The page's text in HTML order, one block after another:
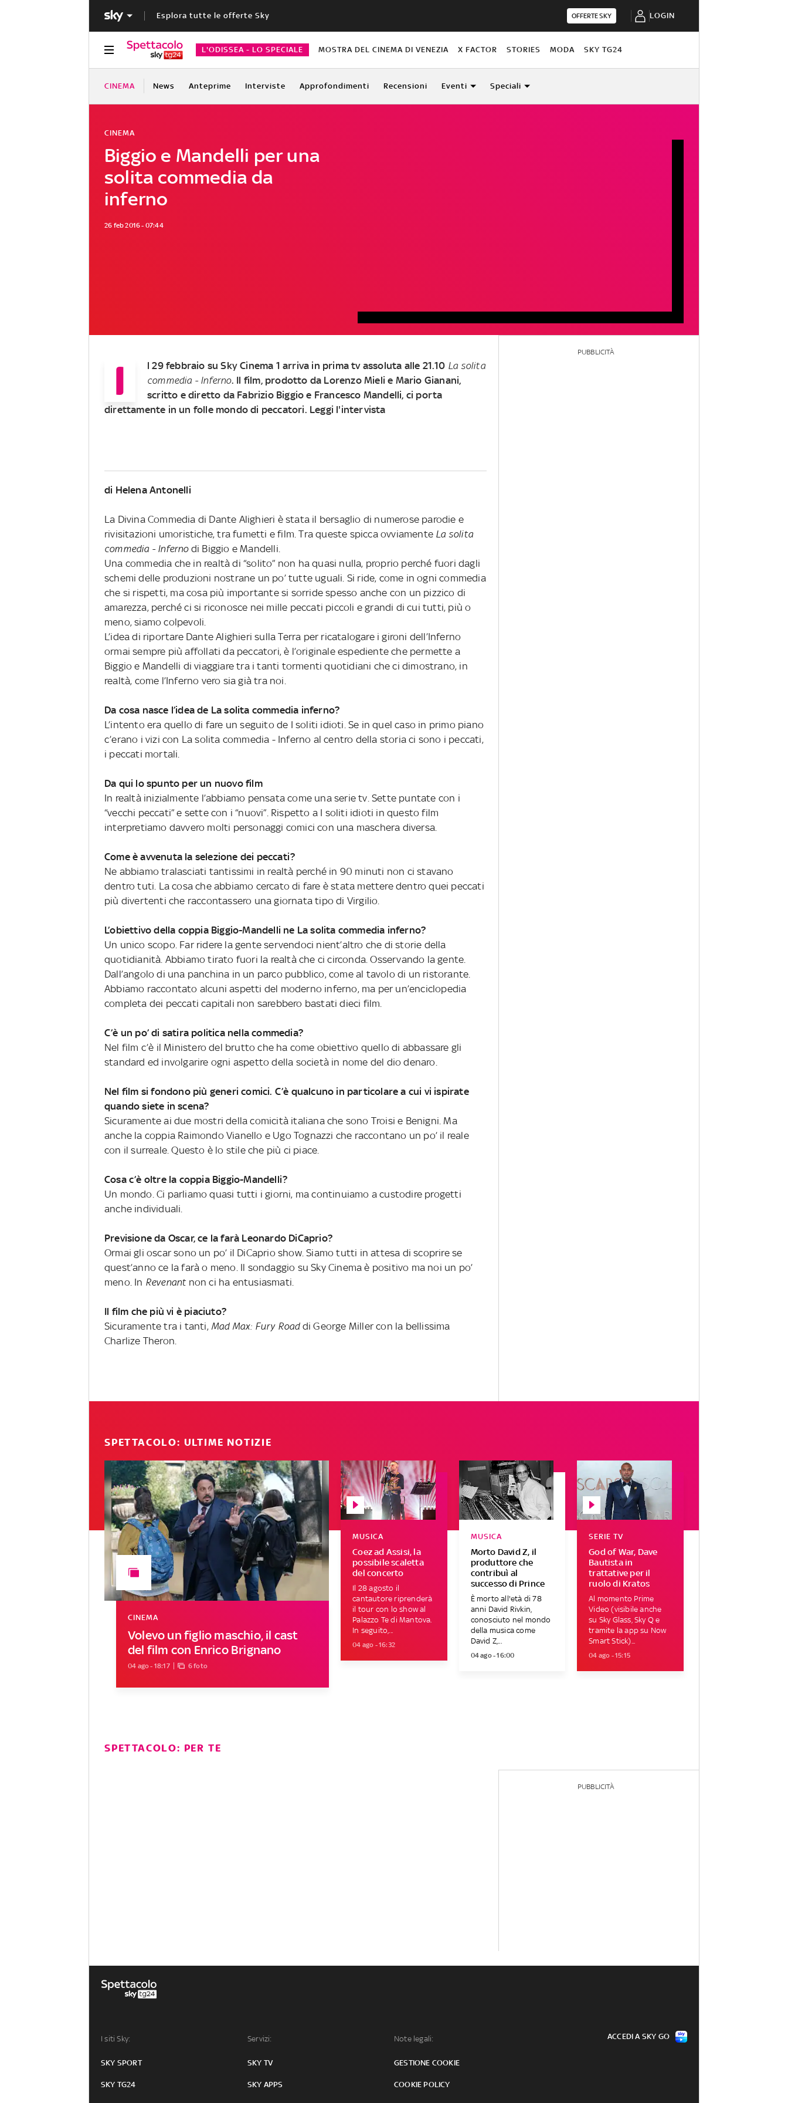
Esplora tutte le offerte Sky OFFERTE SKY LOGIN
L'ODISSEA - LO SPECIALE MOSTRA DEL CINEMA DI VENEZIA X FACTOR STORIES MODA SKY TG24
CINEMA News Anteprime Interviste Approfondimenti Recensioni Eventi Speciali
Biggio e Mandelli per una
solita commedia da
inferno
CINEMA
26 feb 2016 - 07:44
I l 29 febbraio su Sky Cinema 1 arriva in prima tv assoluta alle 21.10 La solita
commedia - Inferno. Il film, prodotto da Lorenzo Mieli e Mario Gianani,
scritto e diretto da Fabrizio Biggio e Francesco Mandelli, ci porta
direttamente in un folle mondo di peccatori. Leggi l'intervista
di Helena Antonelli
La Divina Commedia di Dante Alighieri è stata il bersaglio di numerose parodie e
rivisitazioni umoristiche, tra fumetti e film. Tra queste spicca ovviamenteLa solita
commedia - Infernodi Biggio e Mandelli.
Una commedia che in realtà di “solito” non ha quasi nulla, proprio perché fuori dagli
schemi delle produzioni nostrane un po’ tutte uguali. Si ride, come in ogni commedia
che si rispetti, ma cosa più importante si sorride spesso anche con un pizzico di
amarezza, perché ci si riconosce nei mille peccati piccoli e grandi di cui tutti, più o
meno, siamo colpevoli.
L’idea di riportare Dante Alighieri sulla Terra per ricatalogare i gironi dell’Inferno
ormai sempre più affollati da peccatori, è l’originale espediente che permette a
Biggio e Mandelli di viaggiare tra i tanti tormenti quotidiani che ci dimostrano, in
realtà, come l’Inferno vero sia già tra noi.
Da cosa nasce l’idea de La solita commedia inferno?
L’intento era quello di fare un seguito de I soliti idioti. Se in quel caso in primo piano
c’erano i vizi con La solita commedia - Inferno al centro della storia ci sono i peccati,
i peccati mortali.
Da qui lo spunto per un nuovo film
In realtà inizialmente l’abbiamo pensata come una serie tv. Sette puntate con i
“vecchi peccati” e sette con i “nuovi”. Rispetto a I soliti idioti in questo film
interpretiamo davvero molti personaggi comici con una maschera diversa.
Come è avvenuta la selezione dei peccati?
Ne abbiamo tralasciati tantissimi in realtà perché in 90 minuti non ci stavano
dentro tuti. La cosa che abbiamo cercato di fare è stata mettere dentro quei peccati
più divertenti che raccontassero una giornata tipo di Virgilio.
L’obiettivo della coppia Biggio-Mandelli ne La solita commedia inferno?
Un unico scopo. Far ridere la gente servendoci nient’altro che di storie della
quotidianità. Abbiamo tirato fuori la realtà che ci circonda. Osservando la gente.
Dall’angolo di una panchina in un parco pubblico, come al tavolo di un ristorante.
Abbiamo raccontato alcuni aspetti del moderno inferno, ma per un’enciclopedia
completa dei peccati capitali non sarebbero bastati dieci film.
C’è un po’ di satira politica nella commedia?
Nel film c’è il Ministero del brutto che ha come obiettivo quello di abbassare gli
standard ed involgarire ogni aspetto della società in nome del dio denaro.
Nel film si fondono più generi comici. C’è qualcuno in particolare a cui vi ispirate
quando siete in scena?
Sicuramente ai due mostri della comicità italiana che sono Troisi e Benigni. Ma
anche la coppia Raimondo Vianello e Ugo Tognazzi che raccontano un po’ il reale
con il surreale. Questo è lo stile che più ci piace.
Cosa c’è oltre la coppia Biggio-Mandelli?
Un mondo. Ci parliamo quasi tutti i giorni, ma continuiamo a custodire progetti
anche individuali.
Previsione da Oscar, ce la farà Leonardo DiCaprio?
Ormai gli oscar sono un po’ il DiCaprio show. Siamo tutti in attesa di scoprire se
quest’anno ce la farà o meno. Il sondaggio su Sky Cinema è positivo ma noi un po’
meno. In Revenantnon ci ha entusiasmati.
Il film che più vi è piaciuto?
Sicuramente tra i tanti, Mad Max: Fury Road di George Miller con la bellissima
Charlize Theron.
PUBBLICITÀ
SPETTACOLO: ULTIME NOTIZIE
Volevo un figlio maschio, il cast
del film con Enrico Brignano
CINEMA
04 ago - 18:17 6 foto
Coez ad Assisi, la
possibile scaletta
del concerto
MUSICA
Il 28 agosto il
cantautore riprenderà
il tour con lo show al
Palazzo Te di Mantova.
In seguito,...
04 ago - 16:32
Morto David Z, il
produttore che
contribuì al
successo di Prince
MUSICA
È morto all'età di 78
anni David Rivkin,
conosciuto nel mondo
della musica come
David Z,...
04 ago - 16:00
God of War, Dave
Bautista in
trattative per il
ruolo di Kratos
SERIE TV
Al momento Prime
Video (visibile anche
su Sky Glass, Sky Q e
tramite la app su Now
Smart Stick)...
04 ago - 15:15
SPETTACOLO: PER TE
PUBBLICITÀ
I siti Sky:
SKY SPORT
SKY TG24
Servizi:
SKY TV
SKY APPS
Note legali:
GESTIONE COOKIE
COOKIE POLICY
ACCEDI A SKY GO